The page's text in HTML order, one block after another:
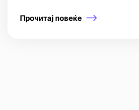
Прочитај повеќе